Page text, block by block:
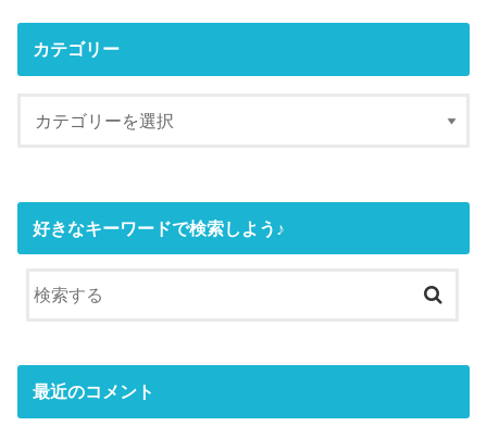
カテゴリー
好きなキーワードで検索しよう♪
最近のコメント